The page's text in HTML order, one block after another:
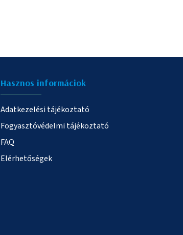
Hasznos informáciok
Adatkezelési tájékoztató
Fogyasztóvédelmi tájékoztató
FAQ
Elérhetőségek